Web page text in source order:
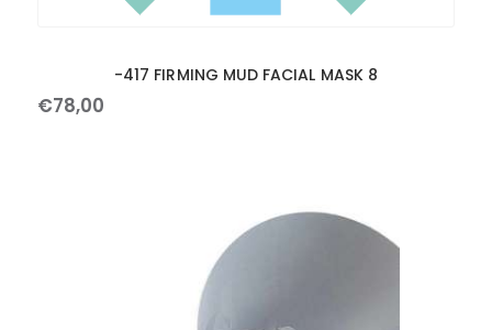
-417 FIRMING MUD FACIAL MASK 8
€78,00